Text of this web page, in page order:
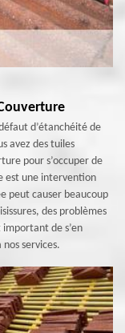
d’étanchéité de
avez des tuiles
pour s’occuper de
est une intervention
peut causer beaucoup
des problèmes
important de s’en
services.